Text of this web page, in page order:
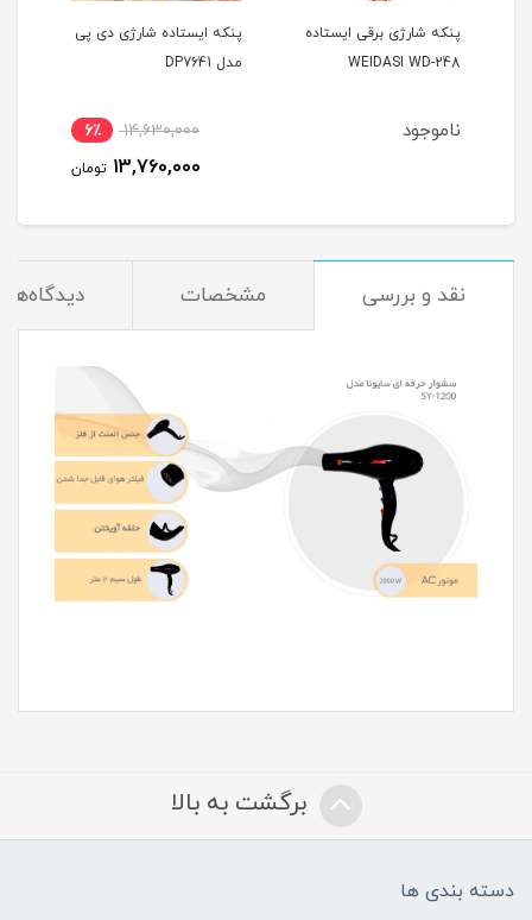
پنکه شارژی برقی ایستاده
WEIDASI WD-248
ناموجود
پنکه ایستاده شارژی دی پی
مدل DP7641
14,630,000 6٪
13,760,000 تومان
نقد و بررسی مشخصات دیدگاه‌ها
برگشت به بالا
دسته بندی ها